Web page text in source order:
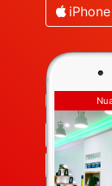
iPhone